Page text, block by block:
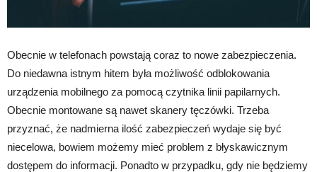
Obecnie w telefonach powstają coraz to nowe zabezpieczenia.
Do niedawna istnym hitem była możliwość odblokowania
urządzenia mobilnego za pomocą czytnika linii papilarnych.
Obecnie montowane są nawet skanery tęczówki. Trzeba
przyznać, że nadmierna ilość zabezpieczeń wydaje się być
niecelowa, bowiem możemy mieć problem z błyskawicznym
dostępem do informacji. Ponadto w przypadku, gdy nie będziemy